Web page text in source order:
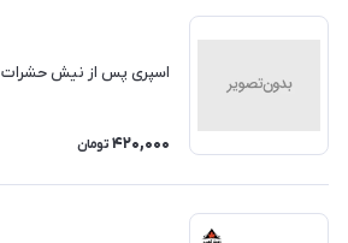
اسپری پس از نیش حشرات
420,000 تومان